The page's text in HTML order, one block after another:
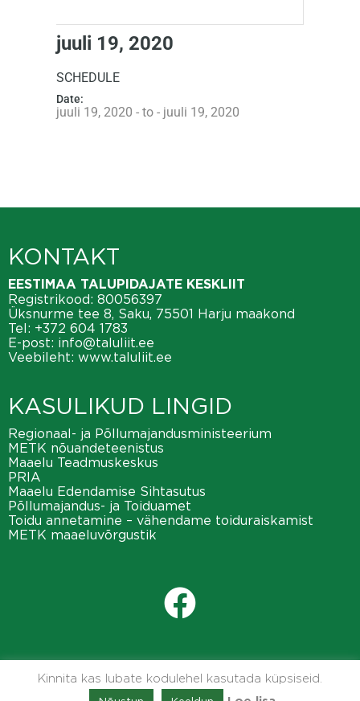
juuli 19, 2020
SCHEDULE
Date:
juuli 19, 2020 - to - juuli 19, 2020
KONTAKT
EESTIMAA TALUPIDAJATE KESKLIIT
Registrikood: 80056397
Üksnurme tee 8, Saku, 75501 Harju maakond
Tel: +372 604 1783
E-post: info@taluliit.ee
Veebileht: www.taluliit.ee
KASULIKUD LINGID
Regionaal- ja Põllumajandusministeerium
METK nõuandeteenistus
Maaelu Teadmuskeskus
PRIA
Maaelu Edendamise Sihtasutus
Põllumajandus- ja Toiduamet
Toidu annetamine – vähendame toiduraiskamist
METK maaeluvõrgustik
Kinnita kas lubate kodulehel kasutada küpsiseid.